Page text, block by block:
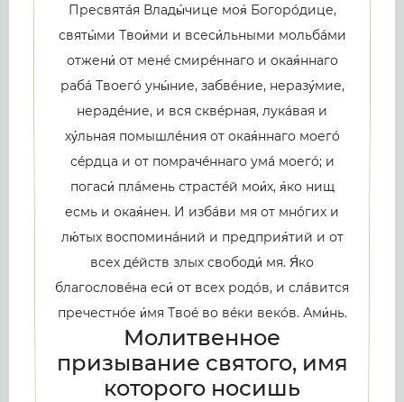
Пресвятáя Влады́чице моя́ Богорóдице,
святы́ми Твои́ми и всеси́льными мольбáми
отжени́ от менé смирéннаго и окая́ннаго
рабá Твоегó уны́ние, забвéние, неразу́мие,
нерадéние, и вся сквéрная, лукáвая и
ху́льная помышлéния от окая́ннаго моегó
сéрдца и от помрачéннаго умá моегó; и
погаси́ плáмень страстéй мои́х, я́ко нищ
есмь и окая́нен. И избáви мя от мнóгих и
лю́тых воспоминáний и предприя́тий и от
всех дéйств злых свободи́ мя. Я́ко
благословéна еси́ от всех родóв, и слáвится
пречестнóе и́мя Твоé во вéки векóв. Ами́нь.
Молитвенное
призывание святого, имя
которого носишь